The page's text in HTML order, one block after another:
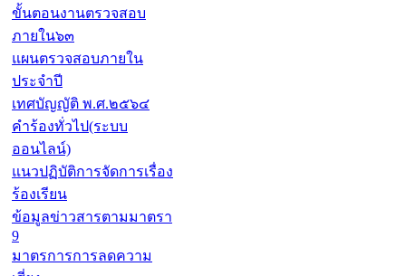
ขั้นตอนงานตรวจสอบ
ภายใน๖๓
แผนตรวจสอบภายใน
ประจำปี
เทศบัญญัติ พ.ศ.๒๕๖๔
คำร้องทั่วไป(ระบบ
ออนไลน์)
แนวปฏิบัติการจัดการเรื่อง
ร้องเรียน
ข้อมูลข่าวสารตามมาตรา
9
มาตรการการลดความ